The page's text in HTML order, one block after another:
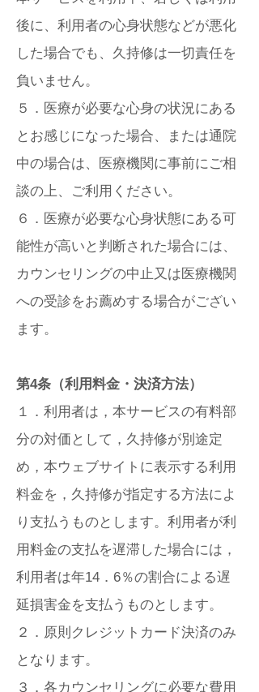
後に、利用者の心身状態などが悪化
した場合でも、久持修は一切責任を
負いません。
５．医療が必要な心身の状況にある
とお感じになった場合、または通院
中の場合は、医療機関に事前にご相
談の上、ご利用ください。
６．医療が必要な心身状態にある可
能性が高いと判断された場合には、
カウンセリングの中止又は医療機関
への受診をお薦めする場合がござい
ます。
第4条（利用料金・決済方法）
１．利用者は，本サービスの有料部
分の対価として，久持修が別途定
め，本ウェブサイトに表示する利用
料金を，久持修が指定する方法によ
り支払うものとします。利用者が利
用料金の支払を遅滞した場合には，
利用者は年14．6％の割合による遅
延損害金を支払うものとします。
２．原則クレジットカード決済のみ
となります。
３．各カウンセリングに必要な費用